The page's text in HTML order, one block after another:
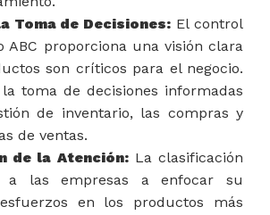
Toma de Decisiones: El control
ABC proporciona una visión clara
son críticos para el negocio.
toma de decisiones informadas
de inventario, las compras y
de ventas.
de la Atención:La clasificación
a las empresas a enfocar su
en los productos más